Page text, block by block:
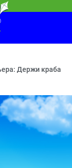
говорить
На 5 ходов
утром,
Держи краба